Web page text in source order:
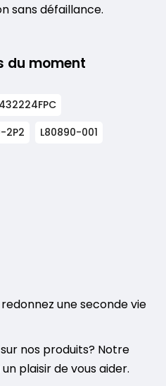
sans défaillance.
du moment
2P2 L80890-001
une seconde vie
nos produits? Notre
plaisir de vous aider.